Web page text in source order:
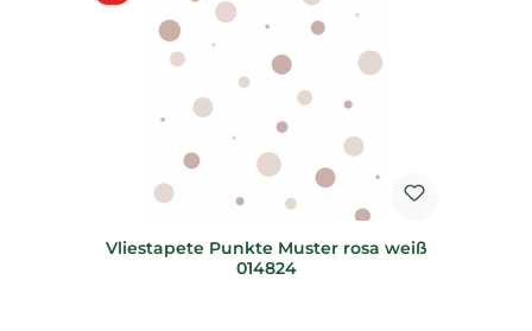
Vliestapete Punkte Muster rosa weiß
014824